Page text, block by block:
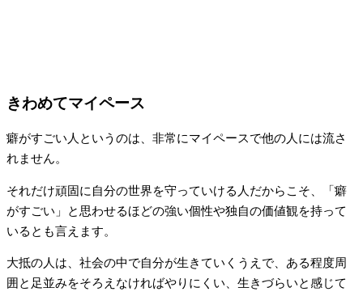
きわめてマイペース
癖がすごい人というのは、非常にマイペースで他の人には流さ
れません。
それだけ頑固に自分の世界を守っていける人だからこそ、「癖
がすごい」と思わせるほどの強い個性や独自の価値観を持って
いるとも言えます。
大抵の人は、社会の中で自分が生きていくうえで、ある程度周
囲と足並みをそろえなければやりにくい、生きづらいと感じて